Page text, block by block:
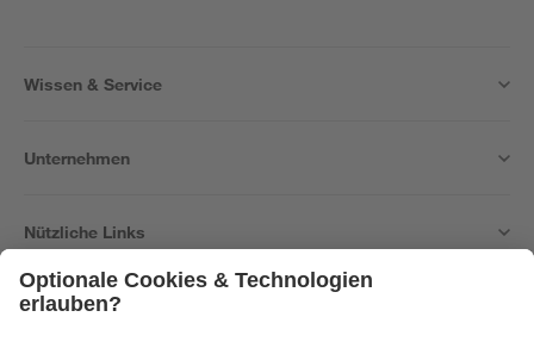
Wissen & Service
Unternehmen
Nützliche Links